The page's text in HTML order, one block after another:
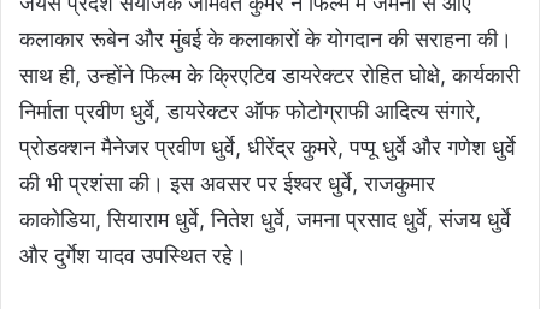
कलाकार रूबेन और मुंबई के कलाकारों के योगदान की सराहना की।
साथ ही, उन्होंने फिल्म के क्रिएटिव डायरेक्टर रोहित घोक्षे, कार्यकारी
निर्माता प्रवीण धुर्वे, डायरेक्टर ऑफ फोटोग्राफी आदित्य संगारे,
प्रोडक्शन मैनेजर प्रवीण धुर्वे, धीरेंद्र कुमरे, पप्पू धुर्वे और गणेश धुर्वे
की भी प्रशंसा की। इस अवसर पर ईश्वर धुर्वे, राजकुमार
काकोडिया, सियाराम धुर्वे, नितेश धुर्वे, जमना प्रसाद धुर्वे, संजय धुर्वे
और दुर्गेश यादव उपस्थित रहे।